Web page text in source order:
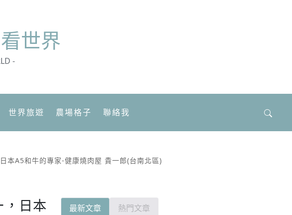
世界
-
世界旅遊 農場格子 聯絡我
尋
本A5和牛的專家-健康燒肉屋 貴一郎(台南北區)
日本
最新文章 熱門文章